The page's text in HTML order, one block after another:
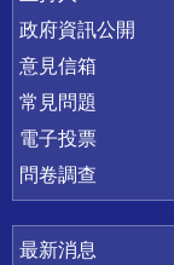
政府資訊公開
意見信箱
常見問題
電子投票
問卷調查
最新消息